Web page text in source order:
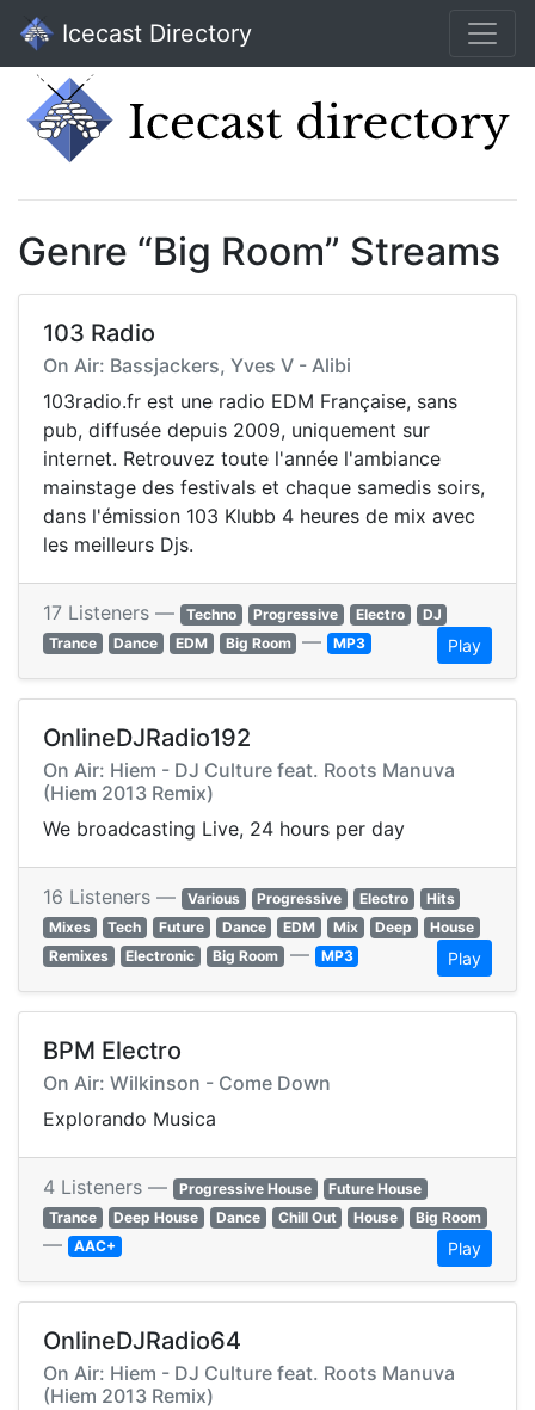
Icecast Directory
Genre “Big Room” Streams
103 Radio
On Air: Bassjackers, Yves V - Alibi
103radio.fr est une radio EDM Française, sans
pub, diffusée depuis 2009, uniquement sur
internet. Retrouvez toute l'année l'ambiance
mainstage des festivals et chaque samedis soirs,
dans l'émission 103 Klubb 4 heures de mix avec
les meilleurs Djs.
17 Listeners — Techno Progressive Electro
DJ
Trance
Dance EDM Big Room — MP3 Play
OnlineDJRadio192
On Air: Hiem - DJ Culture feat. Roots Manuva
(Hiem 2013 Remix)
We broadcasting Live, 24 hours per day
16 Listeners — Various Progressive Electro
Hits
Mixes
Tech Future Dance EDM Mix Deep
House
Remixes
Electronic Big Room — MP3 Play
BPM Electro
On Air: Wilkinson - Come Down
Explorando Musica
4 Listeners — Progressive House
Future House
Trance
Deep House Dance Chill Out House Big Room
— AAC+ Play
OnlineDJRadio64
On Air: Hiem - DJ Culture feat. Roots Manuva
(Hiem 2013 Remix)